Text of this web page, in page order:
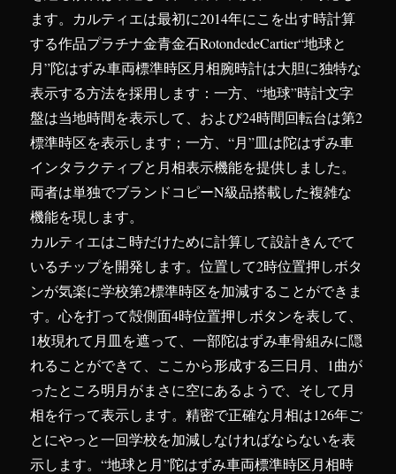
ます。カルティエは最初に2014年にこを出す時計算
する作品プラチナ金青金石RotondedeCartier“地球と
月”陀はずみ車両標準時区月相腕時計は大胆に独特な
表示する方法を採用します：一方、“地球”時計文字
盤は当地時間を表示して、および24時間回転台は第2
標準時区を表示します；一方、“月”皿は陀はずみ車
インタラクティブと月相表示機能を提供しました。
両者は単独でブランドコピーN級品搭載した複雑な
機能を現します。
カルティエはこ時だけために計算して設計きんでて
いるチップを開発します。位置して2時位置押しボタ
ンが気楽に学校第2標準時区を加減することができま
す。心を打って殻側面4時位置押しボタンを表して、
1枚現れて月皿を遮って、一部陀はずみ車骨組みに隠
れることができて、ここから形成する三日月、1曲が
ったところ明月がまさに空にあるようで、そして月
相を行って表示します。精密で正確な月相は126年ご
とにやっと一回学校を加減しなければならないを表
示します。“地球と月”陀はずみ車両標準時区月相時